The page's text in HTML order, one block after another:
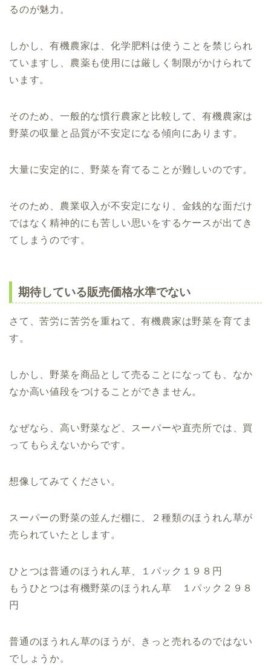
るのが魅力。
しかし、有機農家は、化学肥料は使うことを禁じられ
ていますし、農薬も使用には厳しく制限がかけられて
います。
そのため、一般的な慣行農家と比較して、有機農家は
野菜の収量と品質が不安定になる傾向にあります。
大量に安定的に、野菜を育てることが難しいのです。
そのため、農業収入が不安定になり、金銭的な面だけ
ではなく精神的にも苦しい思いをするケースが出てき
てしまうのです。
期待している販売価格水準でない
さて、苦労に苦労を重ねて、有機農家は野菜を育てま
す。
しかし、野菜を商品として売ることになっても、なか
なか高い値段をつけることができません。
なぜなら、高い野菜など、スーパーや直売所では、買
ってもらえないからです。
想像してみてください。
スーパーの野菜の並んだ棚に、２種類のほうれん草が
売られていたとします。
ひとつは普通のほうれん草、１パック１９８円
もうひとつは有機野菜のほうれん草 １パック２９８
円
普通のほうれん草のほうが、きっと売れるのではない
でしょうか。